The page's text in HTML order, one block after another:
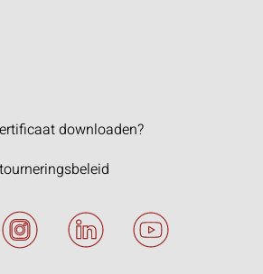
downloaden?